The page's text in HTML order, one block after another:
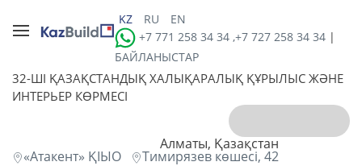
KZ RU
EN
+7 771 258 34 34 ,+7 727 258 34 34|
БАЙЛАНЫСТАР
32-ШI ҚАЗАҚСТАНДЫҚ ХАЛЫҚАРАЛЫҚ ҚҰРЫЛЫС ЖӘНЕ
ИНТЕРЬЕР КӨРМЕСІ
Алматы, Қазақстан
«Атакент» ҚІЫО Тимирязев көшесі, 42